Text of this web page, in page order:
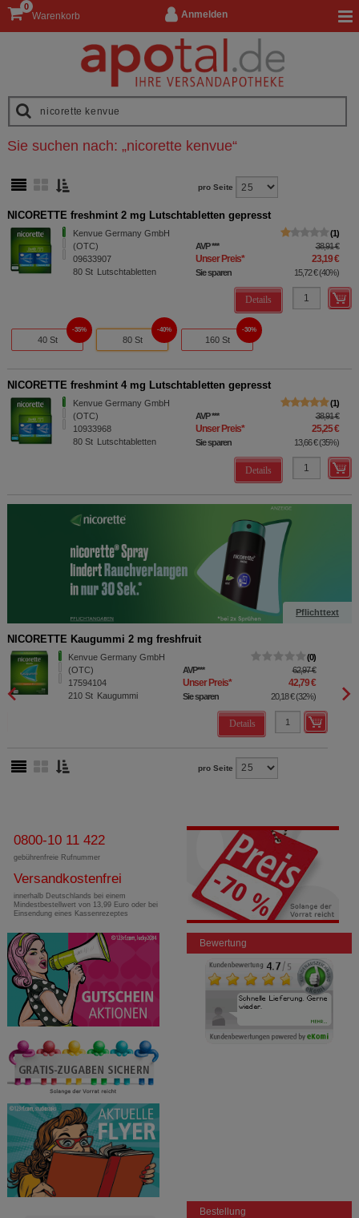
Anmelden
Warenkorb
0
Sie suchen nach: „nicorette kenvue“
pro Seite
NICORETTE freshmint 2 mg Lutschtabletten gepresst
Kenvue Germany GmbH
(OTC)
09633907
80 St Lutschtabletten
1
AVP*** 38,91 €
Unser Preis* 23,19 €
Sie sparen 15,72 €(40%)
Details
40 St
35%
80 St
40%
160 St
30%
NICORETTE freshmint 4 mg Lutschtabletten gepresst
Kenvue Germany GmbH
(OTC)
10933968
80 St Lutschtabletten
1
AVP*** 38,91 €
Unser Preis* 25,25 €
Sie sparen 13,66 €(35%)
Details
Pflichttext
NICORETTE Kaugummi 2 mg freshfruit
Kenvue Germany GmbH
(OTC)
17594104
210 St Kaugummi
0
AVP*** 62,97 €
Unser Preis* 42,79 €
Sie sparen 20,18 € (32%)
Details
pro Seite
0800-10 11 422
gebührenfreie Rufnummer
Versandkostenfrei
innerhalb Deutschlands bei einem
Mindestbestellwert von 13,99 Euro oder bei
Einsendung eines Kassenrezeptes
Bewertung
Bestellung